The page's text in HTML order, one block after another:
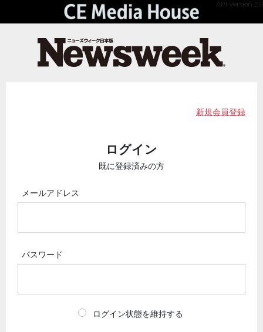
API Version 2.0
新規会員登録
ログイン
既に登録済みの方
メールアドレス
パスワード
ログイン状態を維持する